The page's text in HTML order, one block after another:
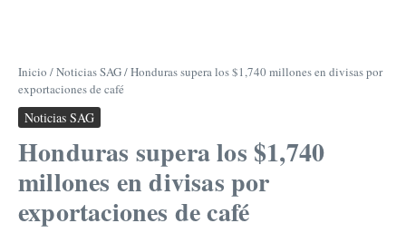
Inicio /Noticias SAG/Honduras supera los $1,740 millones en divisas por
exportaciones de café
Noticias SAG
Honduras supera los $1,740
millones en divisas por
exportaciones de café